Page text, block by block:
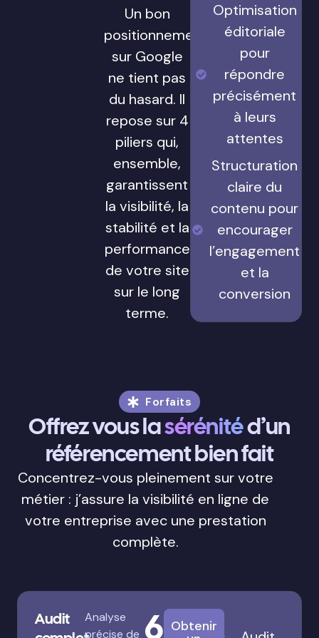
Un bon
positionnement
sur Google
ne tient pas
du hasard. Il
repose sur 4
piliers qui,
ensemble,
garantissent
la visibilité, la
stabilité et la
performance
de votre site
sur le long
terme.
Optimisation
éditoriale
pour
répondre
précisément
à leurs
attentes
Structuration
claire du
contenu pour
encourager
l’engagement
et la
conversion
Forfaits
Offrez vous lasérénitéd’un
référencement bien fait
Concentrez-vous pleinement sur votre
métier : j’assure la visibilité en ligne de
votre entreprise avec une prestation
complète.
Audit
Analyse
précise de 680€
Obtenir